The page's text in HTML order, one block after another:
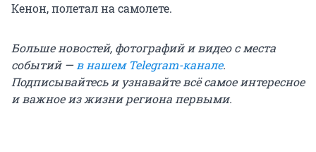
Кенон, полетал на самолете.
Больше новостей, фотографий и видео с места
событий —в нашем Telegram-канале.
Подписывайтесь и узнавайте всё самое интересное
и важное из жизни региона первыми.